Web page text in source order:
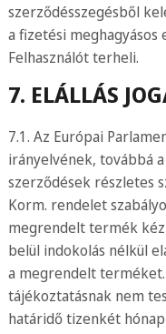
szerződésszegésből
a fizetési meghagyásos
Felhasználót terheli.
7. ELÁLLÁS
7.1. Az Európai
irányelvének, továbbá
szerződések részletes
Korm. rendelet
megrendelt termék
belül indokolás nélkül
a megrendelt
tájékoztatásnak nem
határidő tizenkét